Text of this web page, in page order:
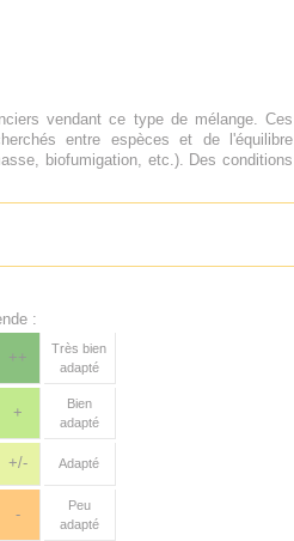
vendant ce type de mélange. Ces
entre espèces et de l'équilibre
biofumigation, etc.). Des conditions
:
++
Très bien
adapté
+
Bien
adapté
+/- Adapté
-
Peu
adapté